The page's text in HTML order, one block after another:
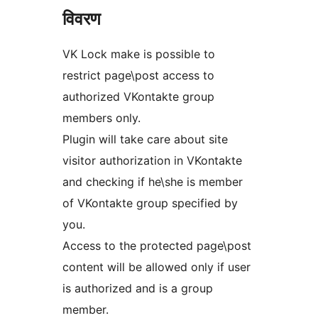
विवरण
VK Lock make is possible to
restrict page\post access to
authorized VKontakte group
members only.
Plugin will take care about site
visitor authorization in VKontakte
and checking if he\she is member
of VKontakte group specified by
you.
Access to the protected page\post
content will be allowed only if user
is authorized and is a group
member.